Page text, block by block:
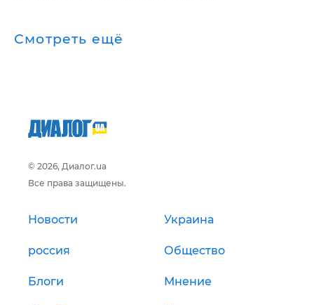
Смотреть ещё
© 2026, Диалог.ua
Все права защищены.
Новости Украина
россия Общество
Блоги Мнение